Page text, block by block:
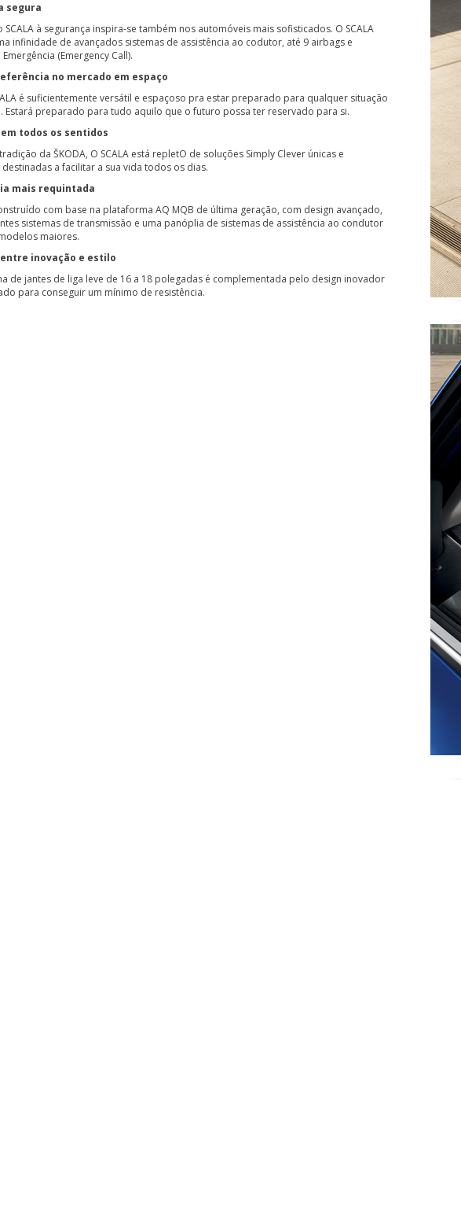
segura
SCALA à segurança inspira-se também nos automóveis mais sofisticados. O SCALA
infinidade de avançados sistemas de assistência ao codutor, até 9 airbags e
(Emergency Call).
no mercado em espaço
é suficientemente versátil e espaçoso pra estar preparado para qualquer situação
Estará preparado para tudo aquilo que o futuro possa ter reservado para si.
todos os sentidos
da ŠKODA, O SCALA está repletO de soluções Simply Clever únicas e
destinadas a facilitar a sua vida todos os dias.
mais requintada
com base na plataforma AQ MQB de última geração, com design avançado,
sistemas de transmissão e uma panóplia de sistemas de assistência ao condutor
maiores.
inovação e estilo
de jantes de liga leve de 16 a 18 polegadas é complementada pelo design inovador
para conseguir um mínimo de resistência.